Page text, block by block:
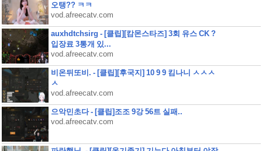
오탱?? ㅋㅋ
vod.afreecatv.com
auxhdtchsirg - [클립][캄몬스타즈] 3회 유스 CK ?
입장료 3통개 있...
vod.afreecatv.com
비온뒤또비. - [클립][후국지] 10 9 9 킴나니 ㅅㅅㅅ
ㅅ
vod.afreecatv.com
으악민초다 - [클립]조조 9강 56트 실패..
vod.afreecatv.com